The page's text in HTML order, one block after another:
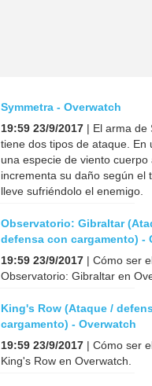
Symmetra - Overwatch
19:59 23/9/2017 | El arma de
tiene dos tipos de ataque. En
una especie de viento
incrementa su daño según el
lleve sufriéndolo el enemigo.
Observatorio: Gibraltar
defensa con cargamento) -
19:59 23/9/2017 | Cómo ser
Observatorio: Gibraltar en
King's Row (Ataque /
cargamento) - Overwatch
19:59 23/9/2017 | Cómo ser
King's Row en Overwatch.